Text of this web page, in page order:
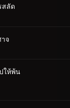
สลัด
จ
ให้พ้น